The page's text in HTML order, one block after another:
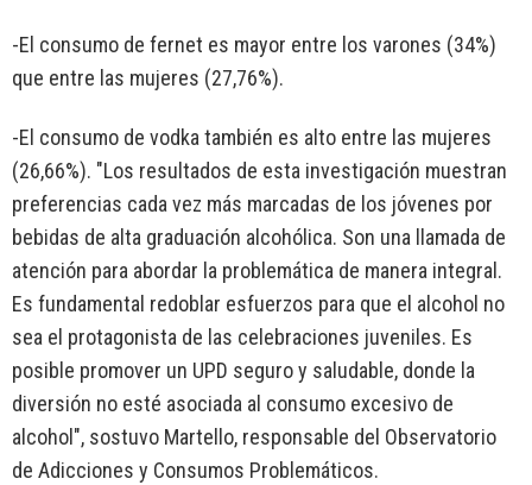
-El consumo de fernet es mayor entre los varones (34%)
que entre las mujeres (27,76%).
-El consumo de vodka también es alto entre las mujeres
(26,66%). "Los resultados de esta investigación muestran
preferencias cada vez más marcadas de los jóvenes por
bebidas de alta graduación alcohólica. Son una llamada de
atención para abordar la problemática de manera integral.
Es fundamental redoblar esfuerzos para que el alcohol no
sea el protagonista de las celebraciones juveniles. Es
posible promover un UPD seguro y saludable, donde la
diversión no esté asociada al consumo excesivo de
alcohol", sostuvo Martello, responsable del Observatorio
de Adicciones y Consumos Problemáticos.